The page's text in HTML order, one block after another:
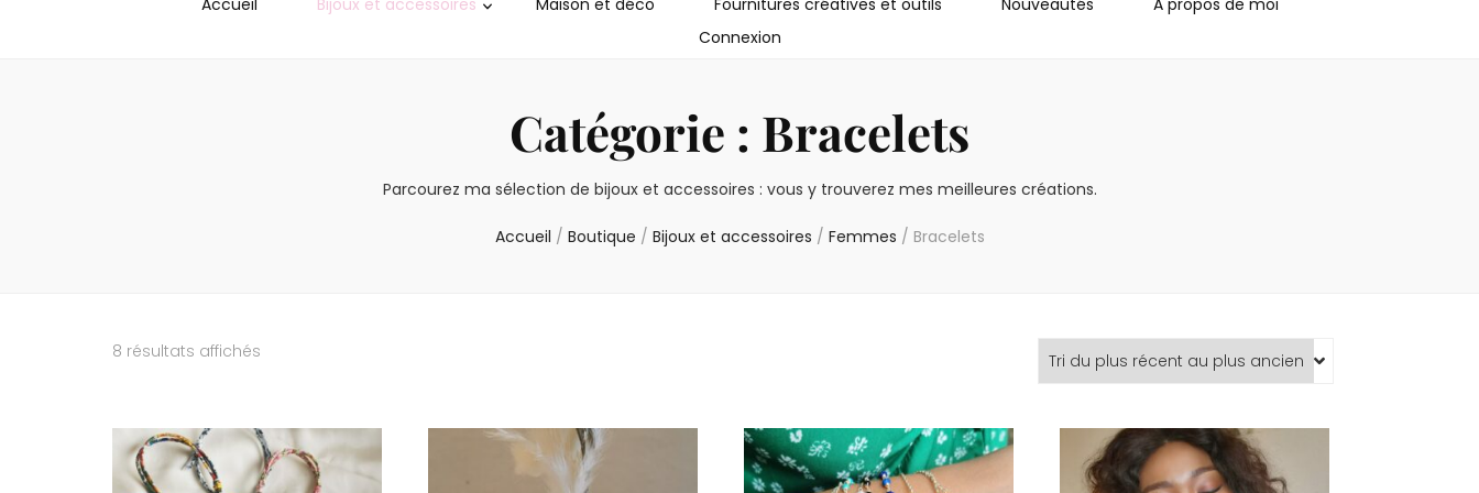
Accueil Bijoux et accessoires Maison et déco Fournitures créatives et outils Nouveautés
A propos de moi
Connexion
Catégorie : Bracelets
Parcourez ma sélection de bijoux et accessoires : vous y trouverez mes meilleures créations.
Accueil / Boutique / Bijoux et accessoires / Femmes / Bracelets
8 résultats affichés
récent
au
plus